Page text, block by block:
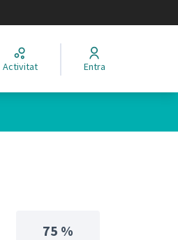
Activitat Entra
75 %